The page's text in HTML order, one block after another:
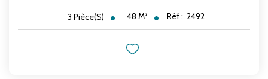
3 Pièce(s) 48 M² Réf : 2492